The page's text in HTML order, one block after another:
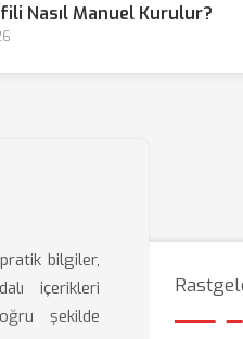
Nasıl Manuel Kurulur?
bilgiler,
içerikleri
şekilde